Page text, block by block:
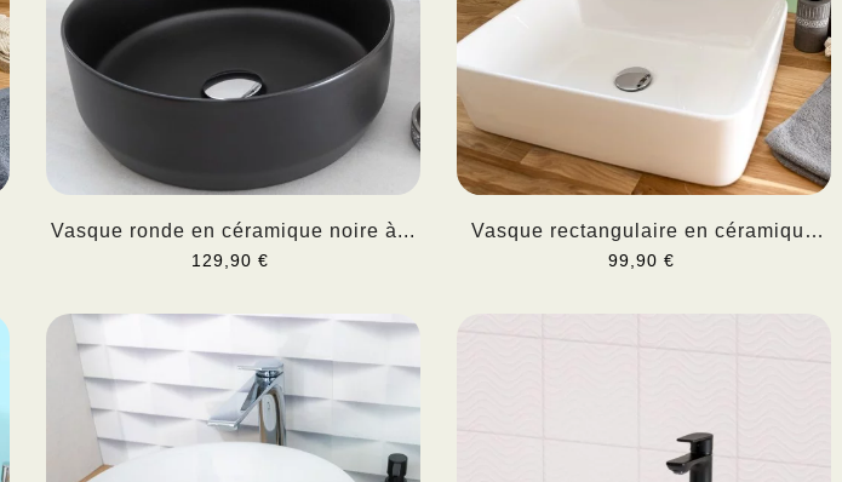
Vasque ronde en céramique noire à...
129,90 €
Vasque rectangulaire en céramique
à...
99,90 €